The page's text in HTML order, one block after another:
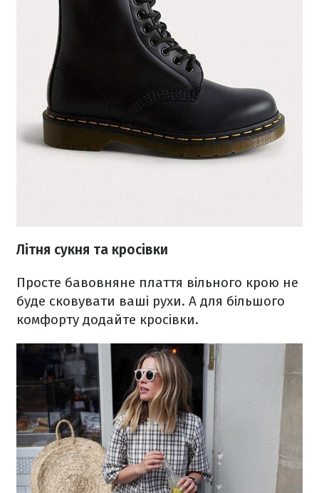
Літня сукня та кросівки
Просте бавовняне плаття вільного крою не
буде сковувати ваші рухи. А для більшого
комфорту додайте кросівки.